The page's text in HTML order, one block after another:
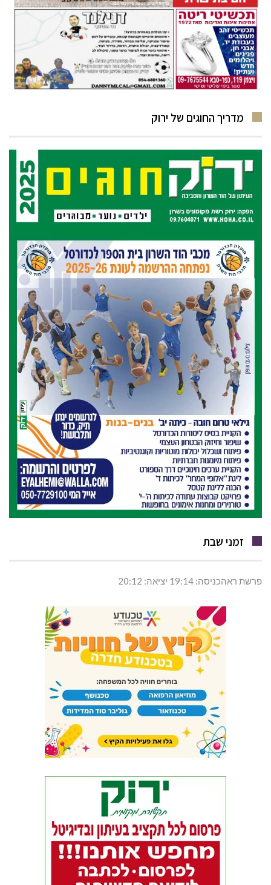
מדריך החוגים של ירוק
זמני שבת
פרשת ראהכניסה: 19:14 יציאה: 20:12